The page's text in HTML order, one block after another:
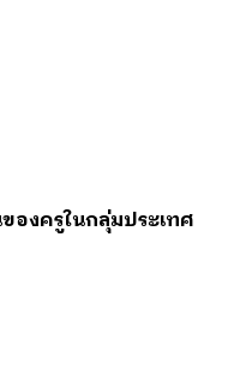
องครูในกลุ่มประเทศ